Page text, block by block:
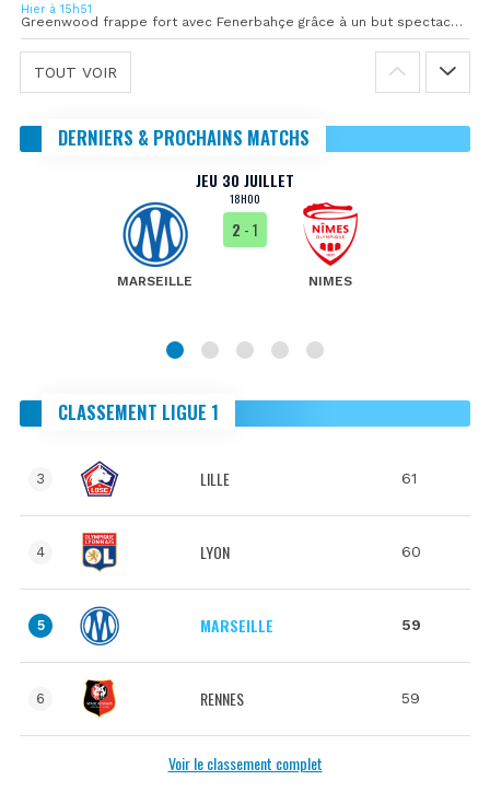
Hier à 15h51
Greenwood frappe fort avec Fenerbahçe grâce à un but spectaculaire
TOUT VOIR
DERNIERS & PROCHAINS MATCHS
JEU 30 JUILLET
18H00
MARSEILLE
2 - 1
NIMES
CLASSEMENT LIGUE 1
3 LILLE 61
4 LYON 60
5 MARSEILLE 59
6 RENNES 59
Voir le classement complet